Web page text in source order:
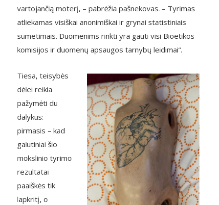
vartojančią moterį, – pabrėžia pašnekovas. – Tyrimas
atliekamas visiškai anonimiškai ir grynai statistiniais
sumetimais. Duomenims rinkti yra gauti visi Bioetikos
komisijos ir duomenų apsaugos tarnybų leidimai“.
Tiesa, teisybės
dėlei reikia
pažymėti du
dalykus:
pirmasis – kad
galutiniai šio
mokslinio tyrimo
rezultatai
paaiškės tik
lapkritį, o